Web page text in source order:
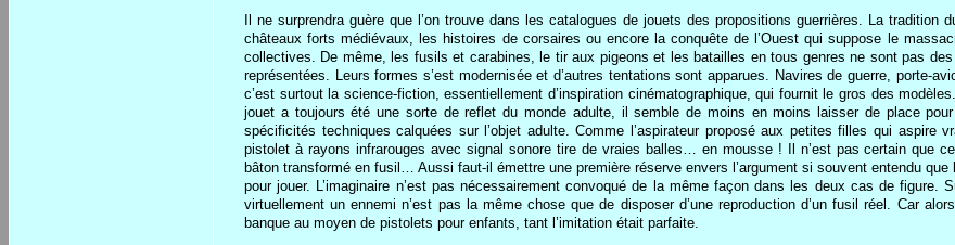
Il ne surprendra guère que l’on trouve dans les catalogues de jouets des propositions guerrières. La
châteaux forts médiévaux, les histoires de corsaires ou encore la conquête de l’Ouest qui suppose le
collectives. De même, les fusils et carabines, le tir aux pigeons et les batailles en tous genres ne sont pas
représentées. Leurs formes s’est modernisée et d’autres tentations sont apparues. Navires de guerre,
c’est surtout la science-fiction, essentiellement d’inspiration cinématographique, qui fournit le gros des
jouet a toujours été une sorte de reflet du monde adulte, il semble de moins en moins laisser de place
spécificités techniques calquées sur l’objet adulte. Comme l’aspirateur proposé aux petites filles qui aspire
pistolet à rayons infrarouges avec signal sonore tire de vraies balles… en mousse ! Il n’est pas certain que
bâton transformé en fusil… Aussi faut-il émettre une première réserve envers l’argument si souvent entendu
pour jouer. L’imaginaire n’est pas nécessairement convoqué de la même façon dans les deux cas de
virtuellement un ennemi n’est pas la même chose que de disposer d’une reproduction d’un fusil réel. Car
banque au moyen de pistolets pour enfants, tant l’imitation était parfaite.